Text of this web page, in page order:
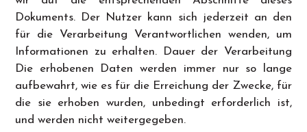
Dokuments. Der Nutzer kann sich jederzeit an den
für die Verarbeitung Verantwortlichen wenden, um
Informationen zu erhalten. Dauer der Verarbeitung
Die erhobenen Daten werden immer nur so lange
aufbewahrt, wie es für die Erreichung der Zwecke, für
die sie erhoben wurden, unbedingt erforderlich ist,
und werden nicht weitergegeben.